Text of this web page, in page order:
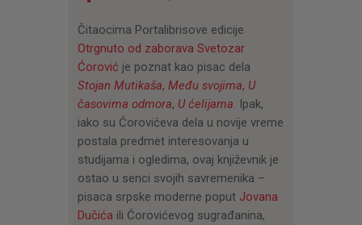
CENOVNIK
PISMO
Čitaocima Portalibrisove edicije
Otrgnuto od zaborava Svetozar
Ćorović je poznat kao pisac dela
Stojan Mutikaša, Među svojima, U
časovima odmora, U ćelijama. Ipak,
iako su Ćorovićeva dela u novije vreme
postala predmet interesovanja u
studijama i ogledima, ovaj književnik je
ostao u senci svojih savremenika –
pisaca srpske moderne poput Jovana
Dučića ili Ćorovićevog sugrađanina,